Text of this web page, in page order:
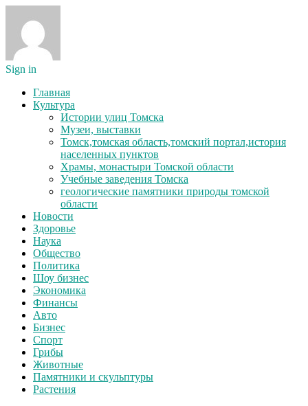
Sign in
Главная
Культура
Истории улиц Томска
Музеи, выставки
Томск,томская область,томский портал,история
населенных пунктов
Храмы, монастыри Томской области
Учебные заведения Томска
геологические памятники природы томской
области
Новости
Здоровье
Наука
Общество
Политика
Шоу бизнес
Экономика
Финансы
Авто
Бизнес
Спорт
Грибы
Животные
Памятники и скульптуры
Растения